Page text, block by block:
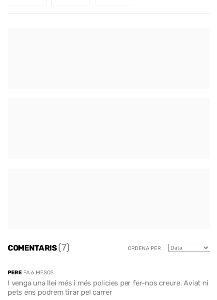
COMENTARIS(7) ORDENA PER
PERE FA 6 MESOS
I venga una llei més i més policies per fer-nos creure. Aviat ni
pets ens podrem tirar pel carrer